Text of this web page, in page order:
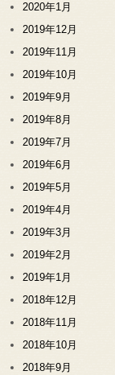
2020年1月
2019年12月
2019年11月
2019年10月
2019年9月
2019年8月
2019年7月
2019年6月
2019年5月
2019年4月
2019年3月
2019年2月
2019年1月
2018年12月
2018年11月
2018年10月
2018年9月